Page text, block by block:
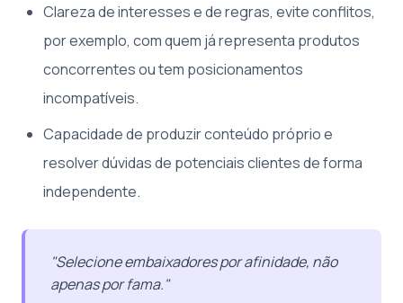
Clareza de interesses e de regras, evite conflitos,
por exemplo, com quem já representa produtos
concorrentes ou tem posicionamentos
incompatíveis.
Capacidade de produzir conteúdo próprio e
resolver dúvidas de potenciais clientes de forma
independente.
"Selecione embaixadores por afinidade, não
apenas por fama."